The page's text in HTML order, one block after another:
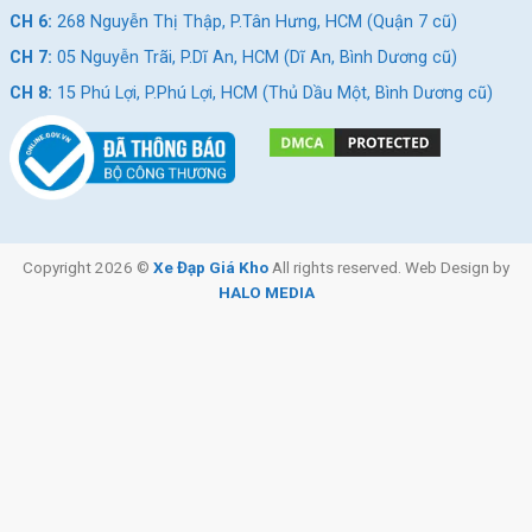
CH 6: 268 Nguyễn Thị Thập, P.Tân Hưng, HCM (Quận 7 cũ)
CH 7: 05 Nguyễn Trãi, P.Dĩ An, HCM (Dĩ An, Bình Dương cũ)
CH 8: 15 Phú Lợi, P.Phú Lợi, HCM (Thủ Dầu Một, Bình Dương cũ)
Copyright 2026 © Xe Đạp Giá KhoAll rights reserved. Web Design by
HALO MEDIA